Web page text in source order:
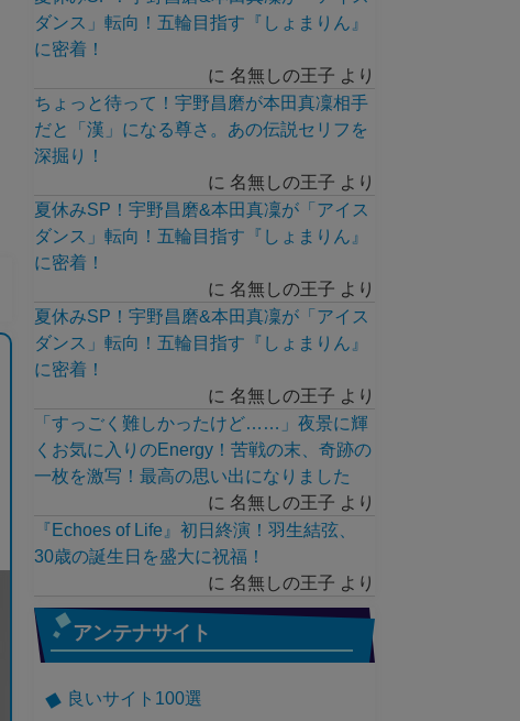
ダンス」転向！五輪目指す『しょまりん』
に密着！
に 名無しの王子 より
ちょっと待って！宇野昌磨が本田真凜相手
だと「漢」になる尊さ。あの伝説セリフを
深掘り！
に 名無しの王子 より
夏休みSP！宇野昌磨&本田真凜が「アイス
ダンス」転向！五輪目指す『しょまりん』
に密着！
に 名無しの王子 より
夏休みSP！宇野昌磨&本田真凜が「アイス
ダンス」転向！五輪目指す『しょまりん』
に密着！
に 名無しの王子 より
「すっごく難しかったけど……」夜景に輝
くお気に入りのEnergy！苦戦の末、奇跡の
一枚を激写！最高の思い出になりました
に 名無しの王子 より
『Echoes of Life』初日終演！羽生結弦、
30歳の誕生日を盛大に祝福！
に 名無しの王子 より
アンテナサイト
良いサイト100選